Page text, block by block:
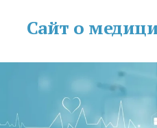
Сайт о